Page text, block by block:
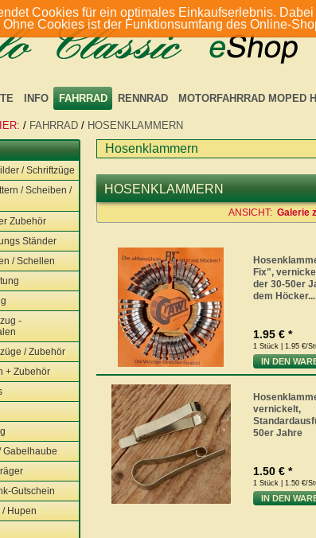
Cookies für ein optimales Einkaufserlebnis.
Cookies ist der Funktionsumfang des Online-
INFO FAHRRAD RENNRAD MOTORFAHRRAD MOPED
/ FAHRRAD / HOSENKLAMMERN
/ Schriftzüge
/ Scheiben /
Zubehör
Ständer
/ Schellen
-
/ Zubehör
+ Zubehör
Gabelhaube
Gutschein
Hupen
Hosenklammern
HOSENKLAMMERN
ANSICHT: Galerie
Fix",
der 30-50er
dem Höcker...
1.95 € *
1 Stück | 1.95 €/
IN DEN
vernickelt,
50er Jahre
1.50 € *
1 Stück | 1.50 €/
IN DEN